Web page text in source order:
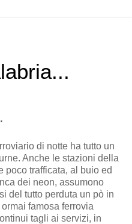
di notte ha tutto un
Anche le stazioni della
poco trafficata, al buio ed
dei neon, assumono
del tutto perduta un pò in
famosa ferrovia
tagli ai servizi, in